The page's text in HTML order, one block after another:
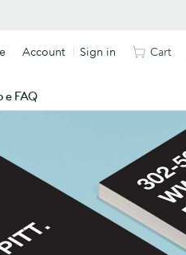
e FAQ
Account Sign in Cart